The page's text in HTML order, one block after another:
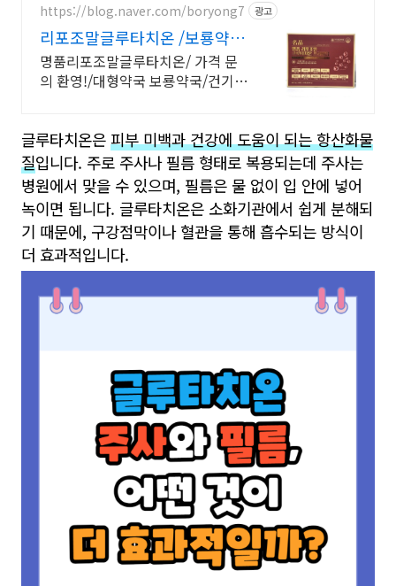
https://blog.naver.com/boryong7 광고
리포조말글루타치온 /보룡약국
대형약국/태릉입구,육사 근처
명품리포조말글루타치온/ 가격 문
의 환영!/대형약국 보룡약국/건기식
글루타치온은피부 미백과 건강에 도움이 되는 항산화물
질입니다. 주로 주사나 필름 형태로 복용되는데 주사는
병원에서 맞을 수 있으며, 필름은 물 없이 입 안에 넣어
녹이면 됩니다. 글루타치온은 소화기관에서 쉽게 분해되
기 때문에, 구강점막이나 혈관을 통해 흡수되는 방식이
더 효과적입니다.